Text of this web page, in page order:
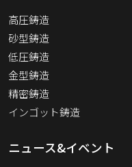
高圧鋳造
砂型鋳造
低圧鋳造
金型鋳造
精密鋳造
インゴット鋳造
ニュース&イベント